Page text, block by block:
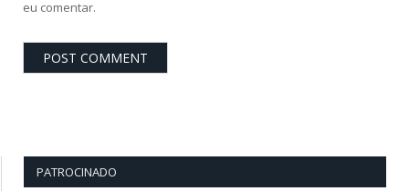
eu comentar.
PATROCINADO